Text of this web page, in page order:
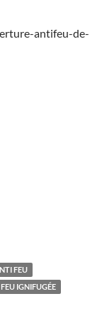
antifeu-de-
FEU
IGNIFUGÉE